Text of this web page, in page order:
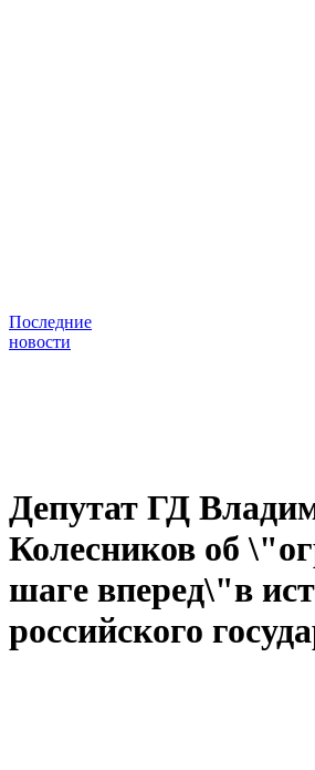
Последние
новости
Депутат ГД
Колесников об
шаге вперед\"в
российского